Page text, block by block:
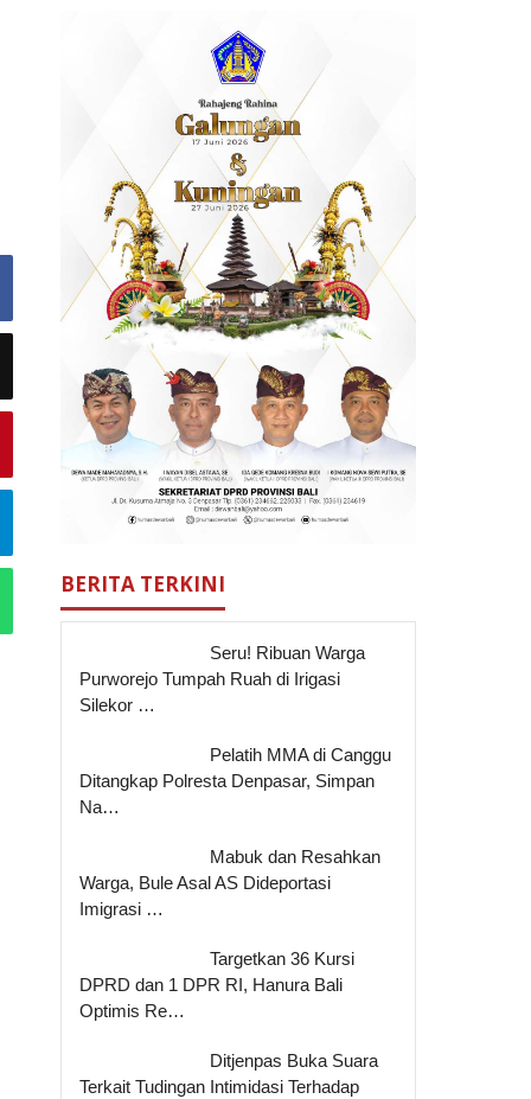
BERITA TERKINI
Seru! Ribuan Warga
Purworejo Tumpah Ruah di Irigasi
Silekor …
Pelatih MMA di Canggu
Ditangkap Polresta Denpasar, Simpan
Na…
Mabuk dan Resahkan
Warga, Bule Asal AS Dideportasi
Imigrasi …
Targetkan 36 Kursi
DPRD dan 1 DPR RI, Hanura Bali
Optimis Re…
Ditjenpas Buka Suara
Terkait Tudingan Intimidasi Terhadap